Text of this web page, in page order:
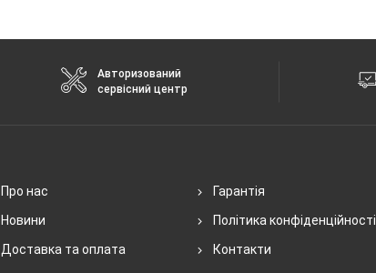
Авторизований
сервісний центр
Про нас
Новини
Доставка та оплата
Гарантія
Політика конфіденційності
Контакти